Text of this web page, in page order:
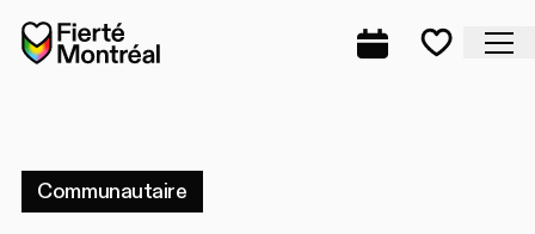
Aller à la navigation
Aller à la navigation
Aller au contenu
Accueil
Mes
Communautaire